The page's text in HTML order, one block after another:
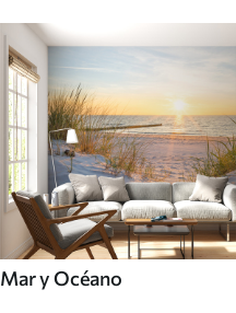
Mar y Océano